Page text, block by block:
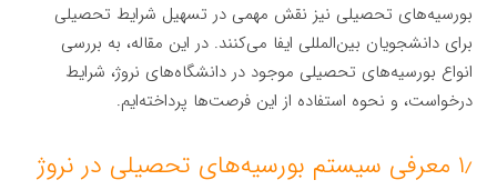
بورسیه‌های تحصیلی نیز نقش مهمی در تسهیل شرایط تحصیلی
برای دانشجویان بین‌المللی ایفا می‌کنند. در این مقاله، به بررسی
انواع بورسیه‌های تحصیلی موجود در دانشگاه‌های نروژ، شرایط
درخواست، و نحوه استفاده از این فرصت‌ها پرداخته‌ایم.
۱٫ معرفی سیستم بورسیه‌های تحصیلی در نروژ